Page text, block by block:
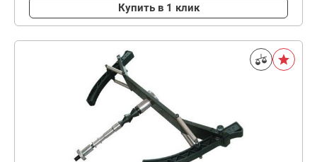
Купить в 1 клик